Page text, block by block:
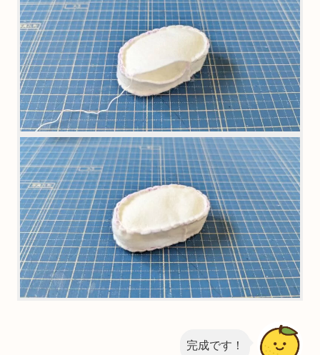
完成です！